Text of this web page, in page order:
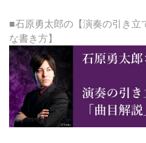
■石原勇太郎の【演奏の引き立
な書き方】